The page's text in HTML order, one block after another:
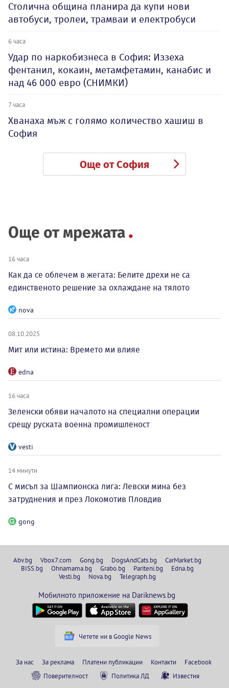
Столична община планира да купи нови
автобуси, тролеи, трамваи и електробуси
6 часа
Удар по наркобизнеса в София: Иззеха
фентанил, кокаин, метамфетамин, канабис и
над 46 000 евро (СНИМКИ)
7 часа
Хванаха мъж с голямо количество хашиш в
София
Още от София
Още от мрежата
16 часа
Как да се облечем в жегата: Белите дрехи не са
единственото решение за охлаждане на тялото
nova
08.10.2025
Мит или истина: Времето ми влияе
edna
16 часа
Зеленски обяви началото на специални операции
срещу руската военна промишленост
vesti
14 минути
С мисъл за Шампионска лига: Левски мина без
затруднения и през Локомотив Пловдив
gong
Abv.bg Vbox7.com Gong.bg DogsAndCats.bg
CarMarket.bg
BISS.bg
Ohnamama.bg Grabo.bg Pariteni.bg
Edna.bg
Vesti.bg
Nova.bg Telegraph.bg
Мобилното приложение на Dariknews.bg
Четете ни в Google News
За нас За реклама Платени публикации Контакти
Facebook
Поверителност
Политика ЛД Известия